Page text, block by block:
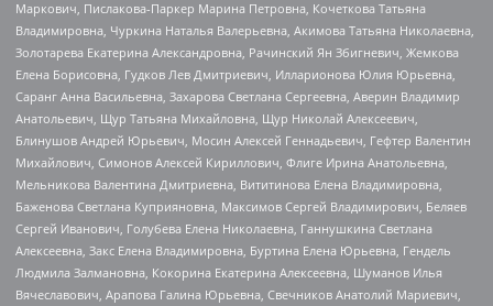
Маркович, Пислакова-Паркер Марина Петровна, Кочеткова Татьяна
Владимировна, Чуркина Наталья Валерьевна, Акимова Татьяна Николаевна,
Золотарева Екатерина Александровна, Рачинский Ян Збигневич, Жемкова
Елена Борисовна, Гудков Лев Дмитриевич, Илларионова Юлия Юрьевна,
Саранг Анна Васильевна, Захарова Светлана Сергеевна, Аверин Владимир
Анатольевич, Щур Татьяна Михайловна, Щур Николай Алексеевич,
Блинушов Андрей Юрьевич, Мосин Алексей Геннадьевич, Гефтер Валентин
Михайлович, Симонов Алексей Кириллович, Флиге Ирина Анатольевна,
Мельникова Валентина Дмитриевна, Вититинова Елена Владимировна,
Баженова Светлана Куприяновна, Максимов Сергей Владимирович, Беляев
Сергей Иванович, Голубева Елена Николаевна, Ганнушкина Светлана
Алексеевна, Закс Елена Владимировна, Буртина Елена Юрьевна, Гендель
Людмила Залмановна, Кокорина Екатерина Алексеевна, Шуманов Илья
Вячеславович, Арапова Галина Юрьевна, Свечников Анатолий Мариевич,